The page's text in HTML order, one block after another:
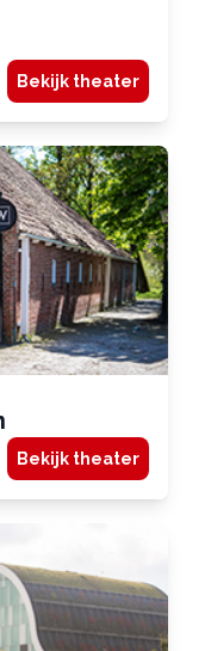
Bekijk theater
Bekijk theater